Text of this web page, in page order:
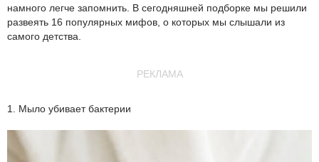
намного легче запомнить. В сегодняшней подборке мы решили
развеять 16 популярных мифов, о которых мы слышали из
самого детства.
РЕКЛАМА
1. Мыло убивает бактерии